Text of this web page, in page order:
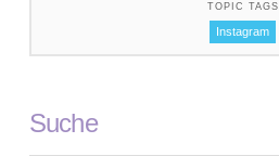
TOPIC TAGS
Instagram
Suche